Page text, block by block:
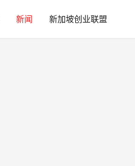
新闻 新加坡创业联盟